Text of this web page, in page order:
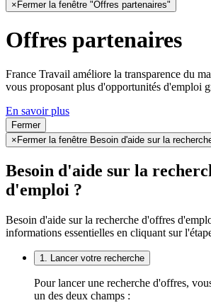
×Fermer la fenêtre "Offres partenaires"
Offres partenaires
France Travail améliore la transparence du
vous proposant plus d'opportunités d'emploi
En savoir plus
Fermer
× Fermer la fenêtre Besoin d'aide sur la
Besoin d'aide sur la
d'emploi ?
Besoin d'aide sur la recherche d'offres
informations essentielles en cliquant sur
1. Lancer votre recherche
Pour lancer une recherche d'offres,
un des deux champs :